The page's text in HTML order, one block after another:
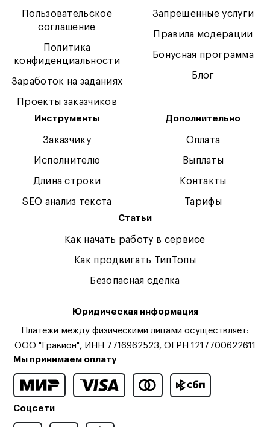
Пользовательское
соглашение
Политика
конфиденциальности
Заработок на заданиях
Проекты заказчиков
Запрещенные услуги
Правила модерации
Бонусная программа
Блог
Инструменты
Заказчику
Исполнителю
Длина строки
SEO анализ текста
Дополнительно
Оплата
Выплаты
Контакты
Тарифы
Статьи
Как начать работу в сервисе
Как продвигать ТипТопы
Безопасная сделка
Юридическая информация
Платежи между физическими лицами осуществляет:
ООО "Гравион", ИНН 7716962523, ОГРН 1217700622611
Мы принимаем оплату
Соцсети